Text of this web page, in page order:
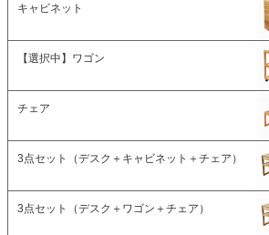
キャビネット
【選択中】 ワゴン
チェア
3点セット（デスク＋キャビネット＋チェア）
3点セット（デスク＋ワゴン＋チェア）